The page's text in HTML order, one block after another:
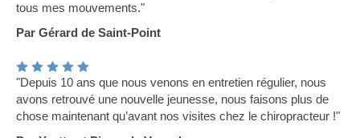
tous mes mouvements."
Par Gérard de Saint-Point
"Depuis 10 ans que nous venons en entretien régulier, nous
avons retrouvé une nouvelle jeunesse, nous faisons plus de
chose maintenant qu’avant nos visites chez le chiropracteur !"